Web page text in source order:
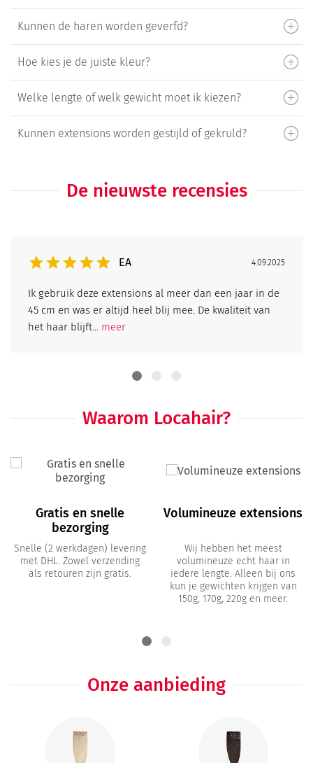
Kunnen de haren worden geverfd?
Hoe kies je de juiste kleur?
Welke lengte of welk gewicht moet ik kiezen?
Kunnen extensions worden gestijld of gekruld?
De nieuwste recensies
EA 4.09.2025
Ik gebruik deze extensions al meer dan een jaar in de
45 cm en was er altijd heel blij mee. De kwaliteit van
het haar blijft... meer
Waarom Locahair?
Gratis en snelle
bezorging
Snelle (2 werkdagen) levering
met DHL. Zowel verzending
als retouren zijn gratis.
Volumineuze extensions
Wij hebben het meest
volumineuze echt haar in
iedere lengte. Alleen bij ons
kun je gewichten krijgen van
150g, 170g, 220g en meer.
Onze aanbieding